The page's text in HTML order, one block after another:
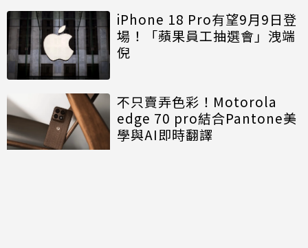
iPhone 18 Pro有望9月9日登
場！「蘋果員工抽選會」洩端
倪
不只賣弄色彩！Motorola
edge 70 pro結合Pantone美
學與AI即時翻譯